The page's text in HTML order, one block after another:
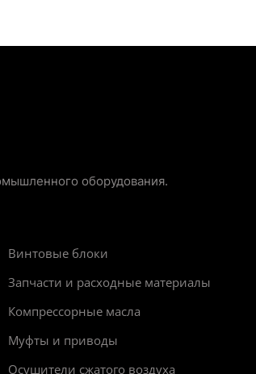
оборудования.
Винтовые блоки
Запчасти и расходные материалы
Компрессорные масла
Муфты и приводы
Осушители сжатого воздуха